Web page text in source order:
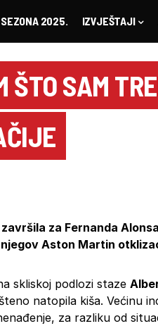
SEZONA 2025. IZVJEŠTAJI
ŠTO SAM
za Fernanda
Aston Martin
skliskoj podlozi staze
natopila kiša. Većinu
za razliku od